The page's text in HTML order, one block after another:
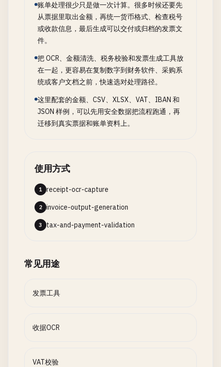
账单处理很少只是做一次计算。很多时候还要先
从票据里取出金额，再统一货币格式、检查税号
或收款信息，最后生成可以交付或归档的发票文
件。
把 OCR、金额清洗、税务校验和发票生成工具放
在一起，更容易在复制数字到财务软件、采购系
统或客户文档之前，快速选对处理路径。
这里配套的金额、CSV、XLSX、VAT、IBAN 和
JSON 样例，可以先用安全数据把流程跑通，再
迁移到真实票据和账单资料上。
使用方式
1 receipt-ocr-capture
2 invoice-output-generation
3 tax-and-payment-validation
常见用途
发票工具
收据OCR
VAT校验